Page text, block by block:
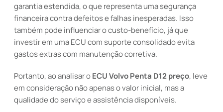
garantia estendida, o que representa uma segurança
financeira contra defeitos e falhas inesperadas. Isso
também pode influenciar o custo-benefício, já que
investir em uma ECU com suporte consolidado evita
gastos extras com manutenção corretiva.
Portanto, ao analisar oECU Volvo Penta D12 preço, leve
em consideração não apenas o valor inicial, mas a
qualidade do serviço e assistência disponíveis.